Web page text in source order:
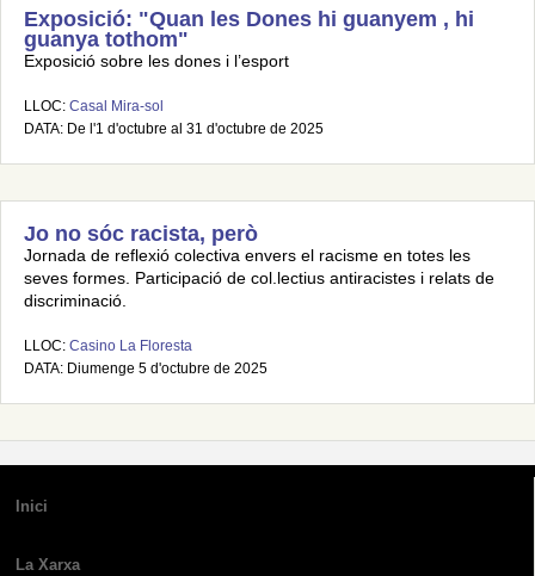
Exposició: "Quan les Dones hi guanyem , hi
guanya tothom"
Exposició sobre les dones i l’esport
LLOC: Casal Mira-sol
DATA: De l'1 d'octubre al 31 d'octubre de 2025
Jo no sóc racista, però
Jornada de reflexió colectiva envers el racisme en totes les
seves formes. Participació de col.lectius antiracistes i relats de
discriminació.
LLOC: Casino La Floresta
DATA: Diumenge 5 d'octubre de 2025
Inici
La Xarxa